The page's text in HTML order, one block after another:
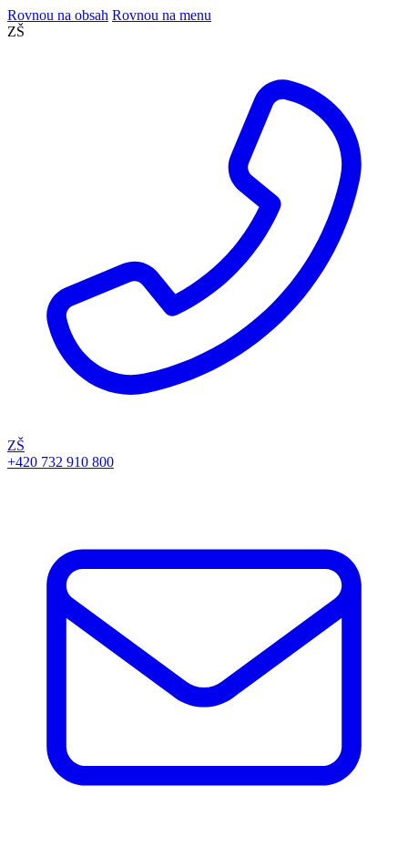
Rovnou na obsah Rovnou na menu
ZŠ
ZŠ
+420 732 910 800